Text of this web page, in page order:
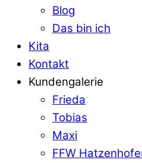
Blog
Das bin ich
Kita
Kontakt
Kundengalerie
Frieda
Tobias
Maxi
FFW